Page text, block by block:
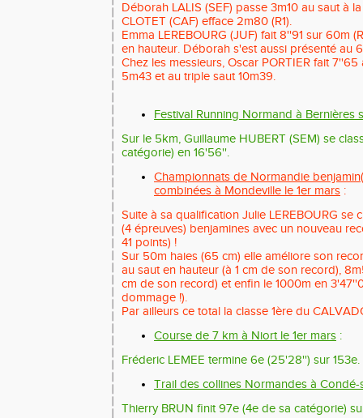
Déborah LALIS (SEF) passe 3m10 au saut à
CLOTET (CAF) efface 2m80 (R1).
Emma LEREBOURG (JUF) fait 8''91 sur 60m
en hauteur. Déborah s'est aussi présenté au
Chez les messieurs, Oscar PORTIER fait
5m43 et au triple saut 10m39.
Festival Running Normand à Bernières
Sur le 5km, Guillaume HUBERT (SEM) se
catégorie) en 16'56''.
Championnats de Normandie
combinées à Mondeville le 1er mars :
Suite à sa qualification Julie LEREBOURG se
(4 épreuves) benjamines avec un nouveau
41 points) !
Sur 50m haies (65 cm) elle améliore son
au saut en hauteur (à 1 cm de son record),
cm de son record) et enfin le 1000m en
dommage !).
Par ailleurs ce total la classe 1ère du
Course de 7 km à Niort le 1er mars :
Fréderic LEMEE termine 6e (25'28'') sur 153e.
Trail des collines Normandes à
Thierry BRUN finit 97e (4e de sa catégorie)